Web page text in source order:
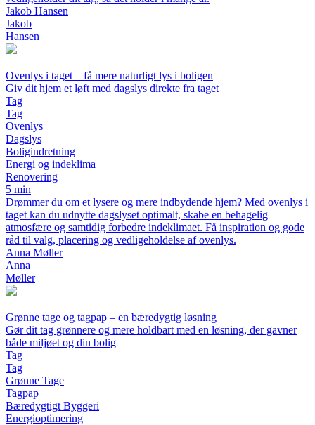
Jakob Hansen
Jakob
Hansen
Ovenlys i taget – få mere naturligt lys i boligen
Giv dit hjem et løft med dagslys direkte fra taget
Tag
Tag
Ovenlys
Dagslys
Boligindretning
Energi og indeklima
Renovering
5 min
Drømmer du om et lysere og mere indbydende hjem? Med ovenlys i
taget kan du udnytte dagslyset optimalt, skabe en behagelig
atmosfære og samtidig forbedre indeklimaet. Få inspiration og gode
råd til valg, placering og vedligeholdelse af ovenlys.
Anna Møller
Anna
Møller
Grønne tage og tagpap – en bæredygtig løsning
Gør dit tag grønnere og mere holdbart med en løsning, der gavner
både miljøet og din bolig
Tag
Tag
Grønne Tage
Tagpap
Bæredygtigt Byggeri
Energioptimering